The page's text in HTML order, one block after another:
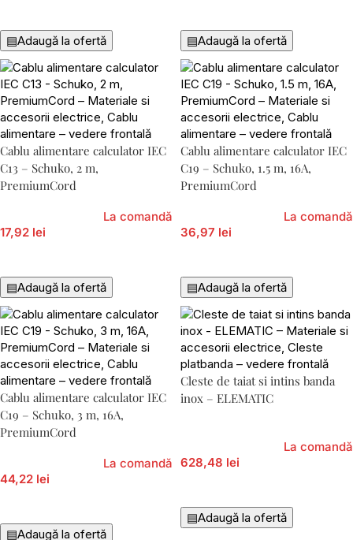
▤Adaugă la ofertă ▤Adaugă la ofertă
Cablu alimentare calculator IEC
C13 – Schuko, 2 m,
PremiumCord
17,92 lei
La comandă
▤Adaugă la ofertă
Cablu alimentare calculator IEC
C19 – Schuko, 1.5 m, 16A,
PremiumCord
36,97 lei
La comandă
▤Adaugă la ofertă
Cablu alimentare calculator IEC
C19 – Schuko, 3 m, 16A,
PremiumCord
44,22 lei
La comandă
▤Adaugă la ofertă
Cleste de taiat si intins banda
inox – ELEMATIC
628,48 lei
La comandă
▤Adaugă la ofertă